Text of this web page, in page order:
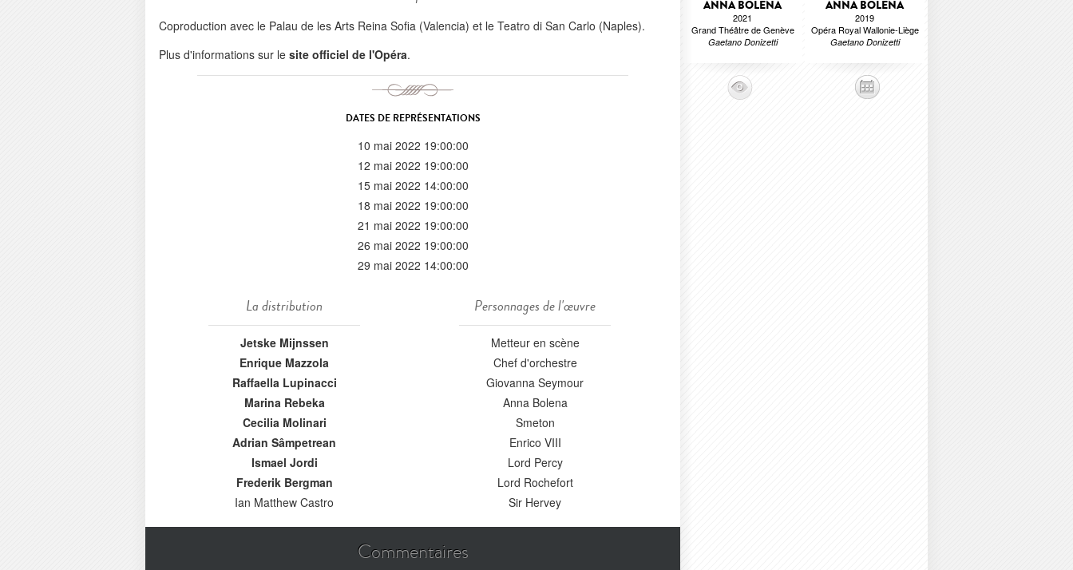
Coproduction avec le Palau de les Arts Reina Sofia (Valencia) et le Teatro di San Carlo (Naples).
Plus d'informations sur le site officiel de l'Opéra.
DATES DE REPRÉSENTATIONS
10 mai 2022 19:00:00
12 mai 2022 19:00:00
15 mai 2022 14:00:00
18 mai 2022 19:00:00
21 mai 2022 19:00:00
26 mai 2022 19:00:00
29 mai 2022 14:00:00
La distribution
Jetske Mijnssen
Enrique Mazzola
Raffaella Lupinacci
Marina Rebeka
Cecilia Molinari
Adrian Sâmpetrean
Ismael Jordi
Frederik Bergman
Ian Matthew Castro
Personnages de l'œuvre
Metteur en scène
Chef d'orchestre
Giovanna Seymour
Anna Bolena
Smeton
Enrico VIII
Lord Percy
Lord Rochefort
Sir Hervey
Commentaires
ANNA BOLENA
2021
Grand Théâtre de Genève
Gaetano Donizetti
ANNA BOLENA
2019
Opéra Royal Wallonie-Liège
Gaetano Donizetti